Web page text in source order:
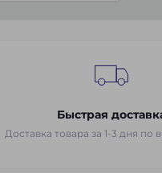
Быстрая
Доставка товара за 1-3 дня по